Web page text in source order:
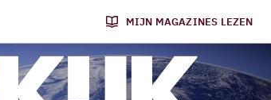
MIJN MAGAZINES LEZEN